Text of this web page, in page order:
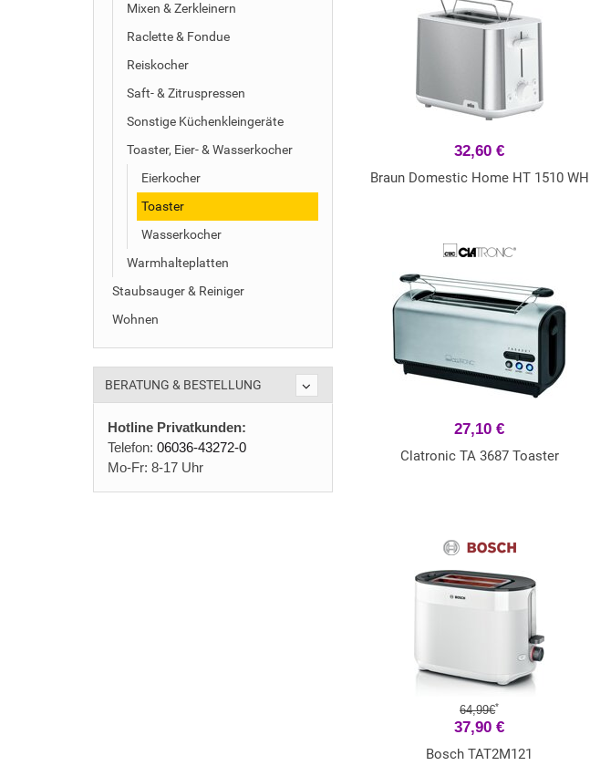
Mixen & Zerkleinern
Raclette & Fondue
Reiskocher
Saft- & Zitruspressen
Sonstige Küchenkleingeräte
Toaster, Eier- & Wasserkocher
Eierkocher
Toaster
Wasserkocher
Warmhalteplatten
Staubsauger & Reiniger
Wohnen
BERATUNG & BESTELLUNG
Hotline Privatkunden:
Telefon: 06036-43272-0
Mo-Fr: 8-17 Uhr
32,60 €
Braun Domestic Home HT 1510 WH
27,10 €
Clatronic TA 3687 Toaster
64,99€*
37,90 €
Bosch TAT2M121